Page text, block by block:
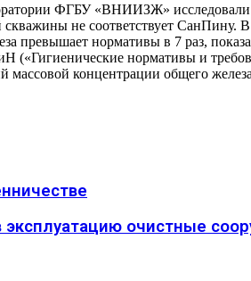
ФГБУ «ВНИИЗЖ»
не соответствует СанПину.
превышает нормативы в 7 раз,
(«Гигиенические нормативы и
концентрации общего
эксплуатацию очистные